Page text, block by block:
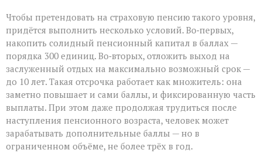
Чтобы претендовать на страховую пенсию такого уровня,
придётся выполнить несколько условий. Во‑первых,
накопить солидный пенсионный капитал в баллах —
порядка 300 единиц. Во‑вторых, отложить выход на
заслуженный отдых на максимально возможный срок —
до 10 лет. Такая отсрочка работает как множитель: она
заметно повышает и сами баллы, и фиксированную часть
выплаты. При этом даже продолжая трудиться после
наступления пенсионного возраста, человек может
зарабатывать дополнительные баллы — но в
ограниченном объёме, не более трёх в год.